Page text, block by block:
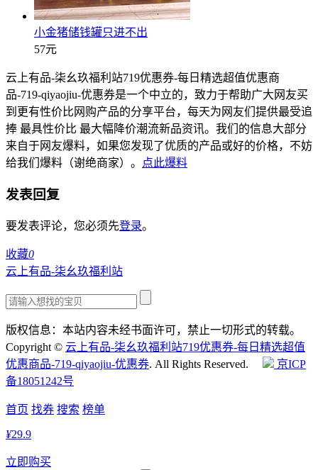
小金猪储钱罐只进不出
57元
云上有品-柒幺玖福利站719优惠券-每日精选超值优惠商
品-719-qiyaojiu-优惠券是一个中立的，致力于帮助广大网友买
到更有性价比网购产品的分享平台，每天为网友们提供最受追
捧 最具性价比 最大幅降价潮流新品资讯。我们的信息大部分
来自于网友爆料，如果您发现了优质的产品或好的价格，不妨
给我们爆料（谢绝商家）。
点此爆料
发表回复
要发表评论，您必须先登录。
收藏0
云上有品-柒幺玖福利站
版权信息：本站内容未经书面许可，禁止一切形式的转载。
Copyright © 云上有品-柒幺玖福利站719优惠券-每日精选超值
优惠商品-719-qiyaojiu-优惠券. All Rights Reserved.
京ICP
备18051242号
首页 找券 搜索 榜单
¥29.9
立即购买